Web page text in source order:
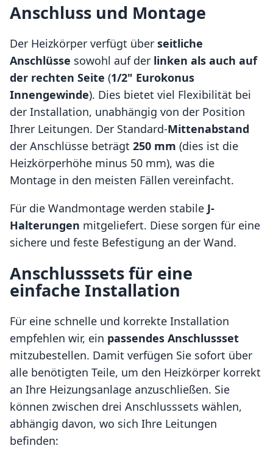
Anschluss und Montage
Der Heizkörper verfügt über seitliche
Anschlüsse sowohl auf der linken als auch auf
der rechten Seite (1/2" Eurokonus
Innengewinde). Dies bietet viel Flexibilität bei
der Installation, unabhängig von der Position
Ihrer Leitungen. Der Standard-Mittenabstand
der Anschlüsse beträgt 250 mm (dies ist die
Heizkörperhöhe minus 50 mm), was die
Montage in den meisten Fällen vereinfacht.
Für die Wandmontage werden stabile J-
Halterungen mitgeliefert. Diese sorgen für eine
sichere und feste Befestigung an der Wand.
Anschlusssets für eine
einfache Installation
Für eine schnelle und korrekte Installation
empfehlen wir, ein passendes Anschlussset
mitzubestellen. Damit verfügen Sie sofort über
alle benötigten Teile, um den Heizkörper korrekt
an Ihre Heizungsanlage anzuschließen. Sie
können zwischen drei Anschlusssets wählen,
abhängig davon, wo sich Ihre Leitungen
befinden: